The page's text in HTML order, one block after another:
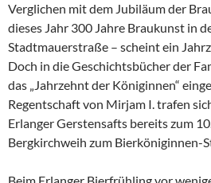
Verglichen mit dem Jubiläum der
dieses Jahr 300 Jahre Braukunst in
Stadtmauerstraße – scheint ein
Doch in die Geschichtsbücher der
das „Jahrzehnt der Königinnen“
Regentschaft von Mirjam I. trafen
Erlanger Gerstensafts bereits zum
Bergkirchweih zum Bierköniginnen-